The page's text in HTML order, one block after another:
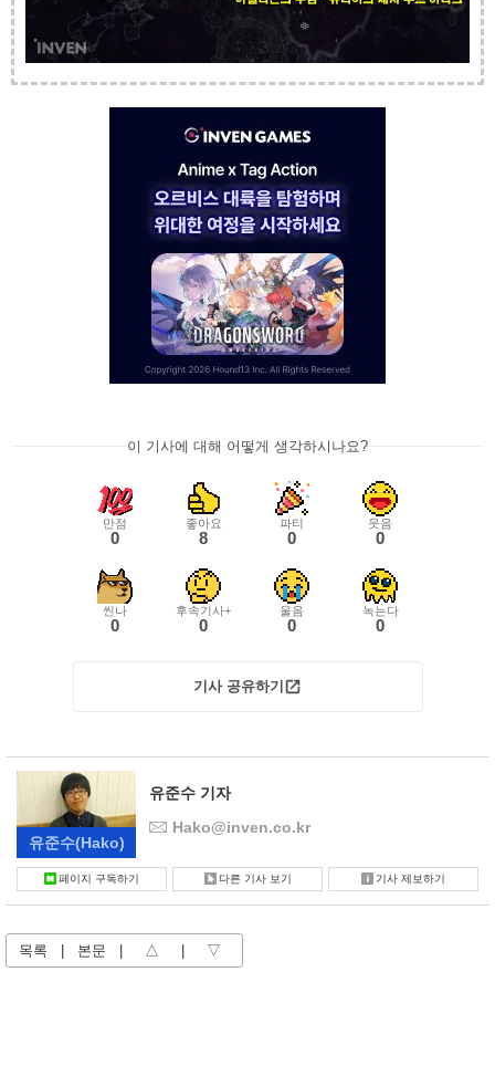
이 기사에 대해 어떻게 생각하시나요?
만점
0
좋아요
8
파티
0
웃음
0
씬나
0
후속기사+
0
울음
0
녹는다
0
기사 공유하기
유준수(Hako)
유준수 기자
Hako@inven.co.kr
페이지 구독하기 다른 기사 보기 기사 제보하기
목록 본문 △ ▽